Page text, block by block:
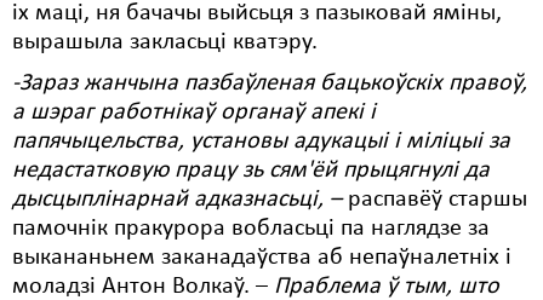
іх маці, ня бачачы выйсьця з пазыковай яміны,
вырашыла закласьці кватэру.
-Зараз жанчына пазбаўленая бацькоўскіх правоў,
а шэраг работнікаў органаў апекі і
папячыцельства, установы адукацыі і міліцыі за
недастатковую працу зь сям'ёй прыцягнулі да
дысцыплінарнай адказнасьці, – распавёў старшы
памочнік пракурора вобласьці па наглядзе за
выкананьнем заканадаўства аб непаўналетніх і
моладзі Антон Волкаў. – Праблема ў тым, што